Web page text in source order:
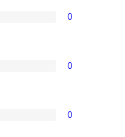
0
0
0